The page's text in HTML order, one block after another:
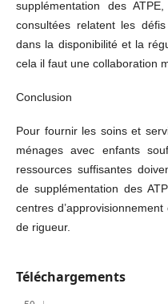
supplémentation des
consultées relatent les
dans la disponibilité et la
cela il faut une collaboration
Conclusion
Pour fournir les soins et
ménages avec enfants
ressources suffisantes
de supplémentation des
centres
de rigueur.
Téléchargements